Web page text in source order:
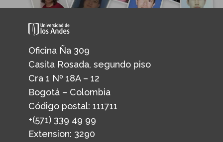
Oficina Ña 309
Casita Rosada, segundo piso
Cra 1 Nº 18A – 12
Bogotá – Colombia
Código postal: 111711
+(571) 339 49 99
Extension: 3290